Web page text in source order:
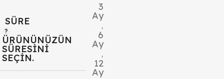
SÜRE
ÜRÜNÜNÜZÜN
SÜRESINI
SEÇIN.
3
Ay
,
6
Ay
,
12
Ay